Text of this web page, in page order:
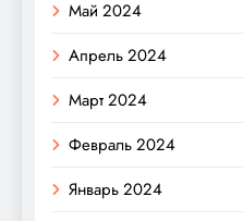
Май 2024
Апрель 2024
Март 2024
Февраль 2024
Январь 2024